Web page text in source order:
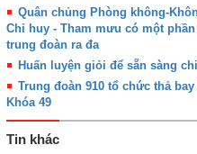
Quân chủng Phòng không-
Chỉ huy - Tham mưu có một
trung đoàn ra đa
Huấn luyện giỏi để sẵn sàng
Trung đoàn 910 tổ chức thả
Khóa 49
Tin khác